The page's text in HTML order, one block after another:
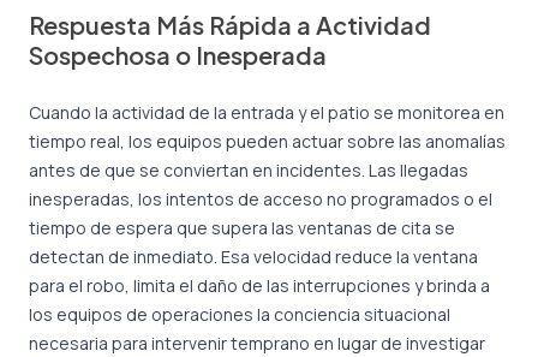
Respuesta Más Rápida a Actividad
Sospechosa o Inesperada
Cuando la actividad de la entrada y el patio se monitorea en
tiempo real, los equipos pueden actuar sobre las anomalías
antes de que se conviertan en incidentes. Las llegadas
inesperadas, los intentos de acceso no programados o el
tiempo de espera que supera las ventanas de cita se
detectan de inmediato. Esa velocidad reduce la ventana
para el robo, limita el daño de las interrupciones y brinda a
los equipos de operaciones la conciencia situacional
necesaria para intervenir temprano en lugar de investigar